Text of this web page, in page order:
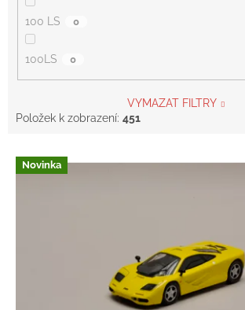
100 LS 0
100LS 0
VYMAZAT FILTRY
Položek k zobrazení: 451
V Novinka